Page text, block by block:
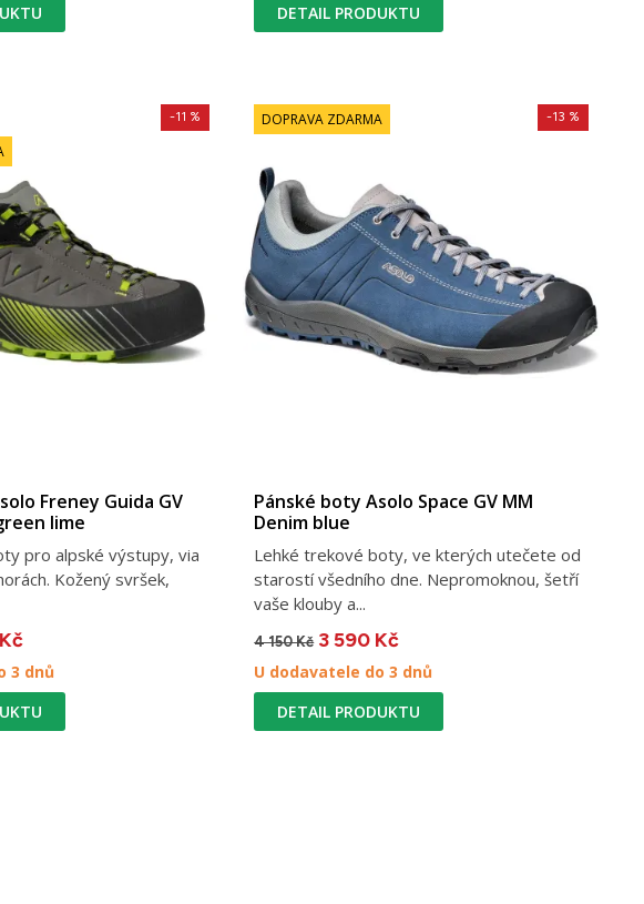
DETAIL PRODUKTU
Freney Guida GV
lime
pro alpské výstupy, via
Kožený svršek,
-11 %
3 dnů
DOPRAVA ZDARMA
Pánské boty Asolo Space GV MM
Denim blue
Lehké trekové boty, ve kterých utečete od
starostí všedního dne. Nepromoknou, šetří
vaše klouby a...
4 150 Kč
-13 %
3 590 Kč
U dodavatele do 3 dnů
DETAIL PRODUKTU